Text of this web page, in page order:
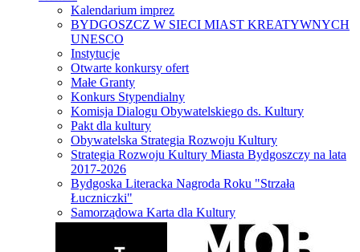
Kalendarium imprez
BYDGOSZCZ W SIECI MIAST KREATYWNYCH
UNESCO
Instytucje
Otwarte konkursy ofert
Małe Granty
Konkurs Stypendialny
Komisja Dialogu Obywatelskiego ds. Kultury
Pakt dla kultury
Obywatelska Strategia Rozwoju Kultury
Strategia Rozwoju Kultury Miasta Bydgoszczy na lata
2017-2026
Bydgoska Literacka Nagroda Roku "Strzała
Łuczniczki"
Samorządowa Karta dla Kultury